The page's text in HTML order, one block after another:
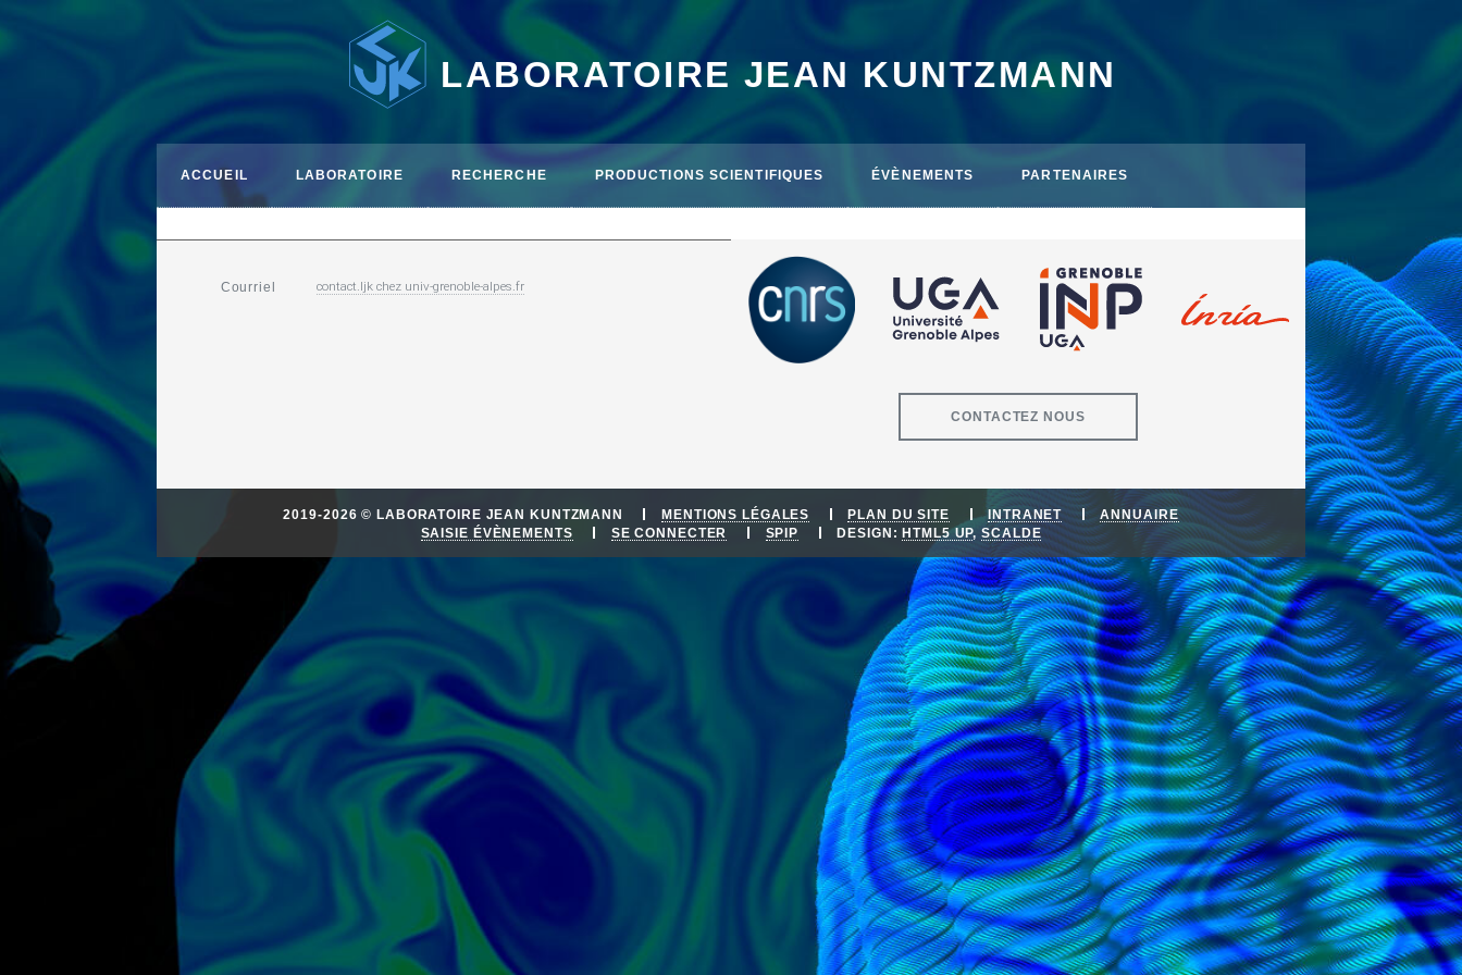
LABORATOIRE JEAN KUNTZMANN
ACCUEIL LABORATOIRE RECHERCHE PRODUCTIONS SCIENTIFIQUES ÉVÈNEMENTS PARTENAIRES
Courriel contact.ljkchez univ-grenoble-alpes.fr
CONTACTEZ NOUS
2019-2026 © LABORATOIRE JEAN KUNTZMANN MENTIONS LÉGALES PLAN DU SITE INTRANET
ANNUAIRE
SAISIE ÉVÈNEMENTS
SE CONNECTER SPIP DESIGN:HTML5 UP,SCALDE